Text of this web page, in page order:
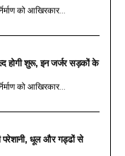
को आखिरकार...
होगी शुरू, इन जर्जर सड़कों के
को आखिरकार...
परेशानी, धूल और गड्ढों से